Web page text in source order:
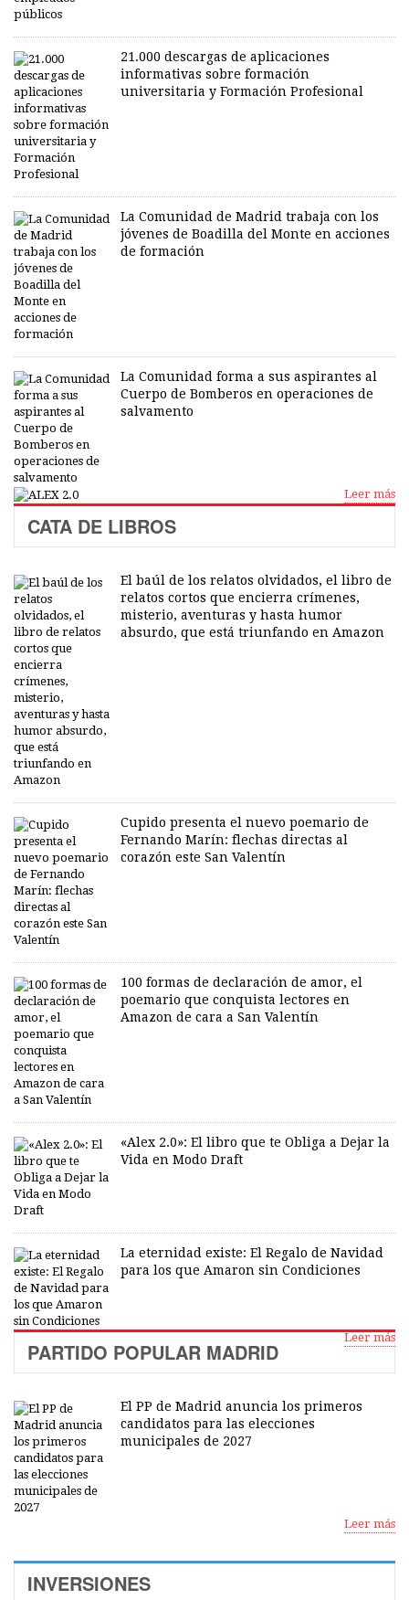
21.000 descargas de aplicaciones
informativas sobre formación
universitaria y Formación Profesional
La Comunidad de Madrid trabaja con los
jóvenes de Boadilla del Monte en acciones
de formación
La Comunidad forma a sus aspirantes al
Cuerpo de Bomberos en operaciones de
salvamento
Leer más
CATA DE LIBROS
El baúl de los relatos olvidados, el libro de
relatos cortos que encierra crímenes,
misterio, aventuras y hasta humor
absurdo, que está triunfando en Amazon
Cupido presenta el nuevo poemario de
Fernando Marín: flechas directas al
corazón este San Valentín
100 formas de declaración de amor, el
poemario que conquista lectores en
Amazon de cara a San Valentín
«Alex 2.0»: El libro que te Obliga a Dejar la
Vida en Modo Draft
La eternidad existe: El Regalo de Navidad
para los que Amaron sin Condiciones
Leer más
PARTIDO POPULAR MADRID
El PP de Madrid anuncia los primeros
candidatos para las elecciones
municipales de 2027
Leer más
INVERSIONES